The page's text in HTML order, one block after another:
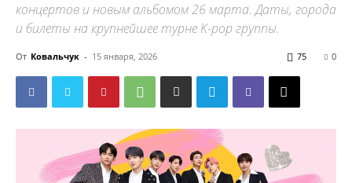
концертов и новым альбомом 26 марта. Даты, города
и билеты на крупнейшее турне K-pop группы.
От Ковальчук - 15 января, 2026 0
75